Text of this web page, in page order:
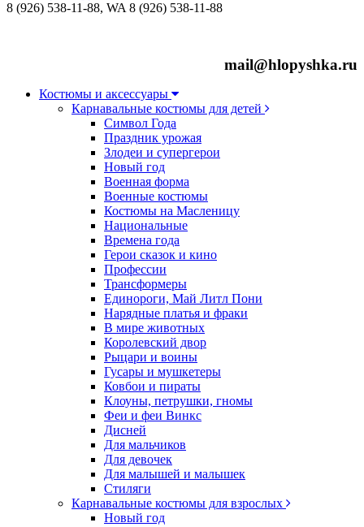
8 (926) 538-11-88, WA 8 (926) 538-11-88
mail@hlopyshka.ru
Костюмы и аксессуары
Карнавальные костюмы для детей
Символ Года
Праздник урожая
Злодеи и супергерои
Новый год
Военная форма
Военные костюмы
Костюмы на Масленицу
Национальные
Времена года
Герои сказок и кино
Профессии
Трансформеры
Единороги, Май Литл Пони
Нарядные платья и фраки
В мире животных
Королевский двор
Рыцари и воины
Гусары и мушкетеры
Ковбои и пираты
Клоуны, петрушки, гномы
Феи и феи Винкс
Дисней
Для мальчиков
Для девочек
Для малышей и малышек
Стиляги
Карнавальные костюмы для взрослых
Новый год